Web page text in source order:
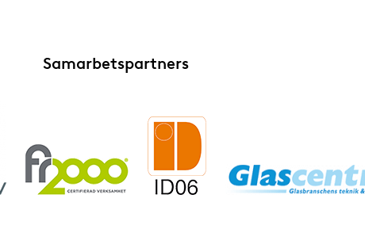
Samarbetspartners